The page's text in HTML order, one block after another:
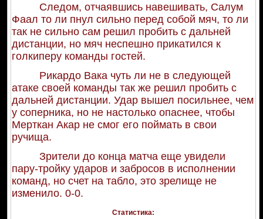
Следом, отчаявшись навешивать, Салум
Фаал то ли пнул сильно перед собой мяч, то ли
так не сильно сам решил пробить с дальней
дистанции, но мяч неспешно прикатился к
голкиперу команды гостей.
Рикардо Вака чуть ли не в следующей
атаке своей команды так же решил пробить с
дальней дистанции. Удар вышел посильнее, чем
у соперника, но не настолько опаснее, чтобы
Мерткан Акар не смог его поймать в свои
ручища.
Зрители до конца матча еще увидели
пару-тройку ударов и забросов в исполнении
команд, но счет на табло, это зрелище не
изменило. 0-0.
Статистика: